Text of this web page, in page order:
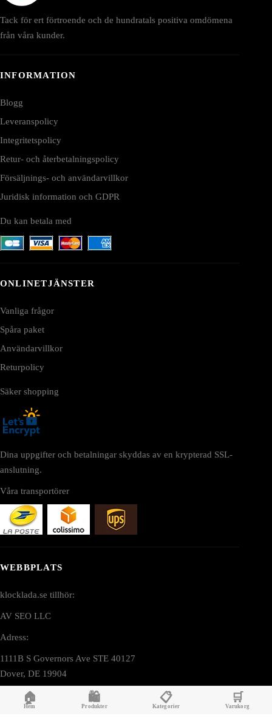
Tack för ert förtroende och de hundratals positiva omdömena
från våra kunder.
INFORMATION
Blogg
Leveranspolicy
Integritetspolicy
Retur- och återbetalningspolicy
Försäljnings- och användarvillkor
Juridisk information och GDPR
Du kan betala med
ONLINETJÄNSTER
Vanliga frågor
Spåra paket
Användarvillkor
Returpolicy
Säker shopping
Dina uppgifter och betalningar skyddas av en krypterad SSL-
anslutning.
Våra transportörer
WEBBPLATS
klocklada.se tillhör:
AV SEO LLC
Adress:
1111B S Governors Ave STE 40127
Dover, DE 19904
USA
🏠
Hem
🛍️
Produkter
📋
Kategorier
🛒
Varukorg